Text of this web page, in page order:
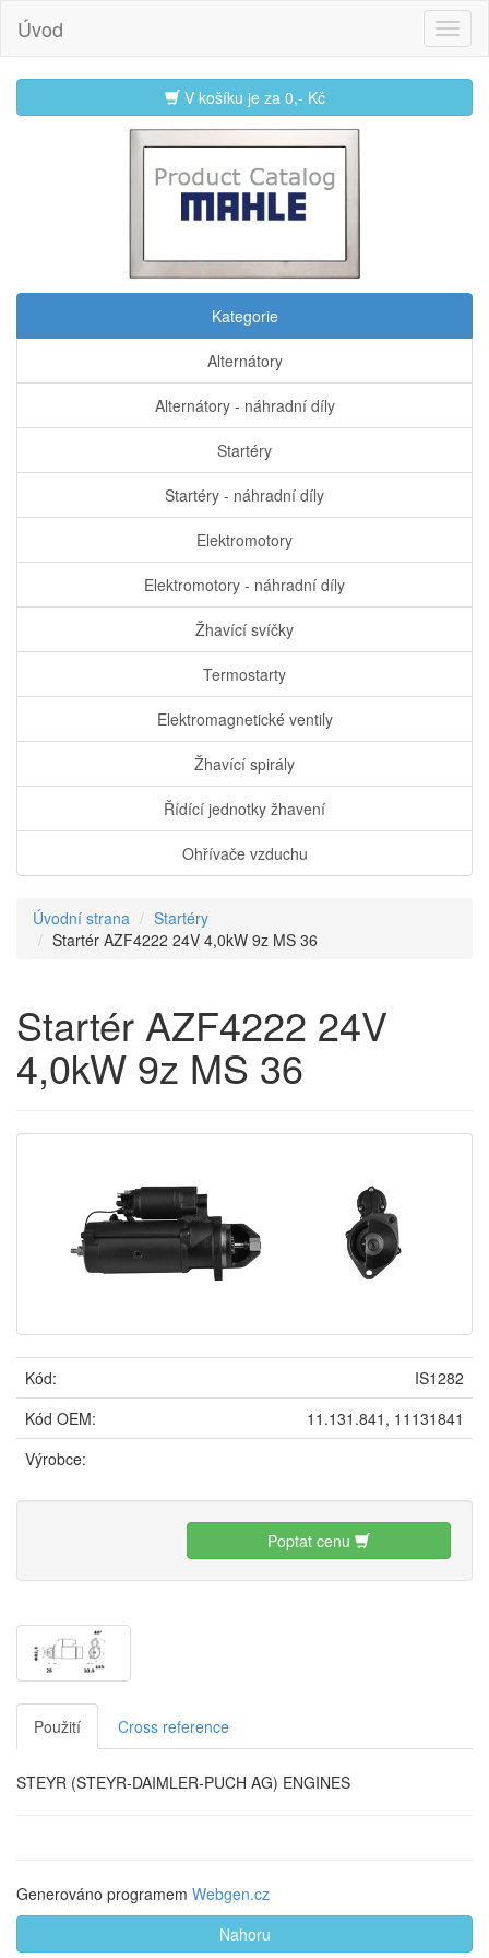
Úvod
V košíku je za 0,- Kč
Kategorie
Alternátory
Alternátory - náhradní díly
Startéry
Startéry - náhradní díly
Elektromotory
Elektromotory - náhradní díly
Žhavící svíčky
Termostarty
Elektromagnetické ventily
Žhavící spirály
Řídící jednotky žhavení
Ohřívače vzduchu
Úvodní strana
Startéry
Startér AZF4222 24V 4,0kW 9z MS 36
Startér AZF4222 24V
4,0kW 9z MS 36
Kód:
IS1282
Kód OEM:
11.131.841, 11131841
Výrobce:
Poptat cenu
Použití Cross reference
STEYR (STEYR-DAIMLER-PUCH AG) ENGINES
Generováno programem Webgen.cz
Nahoru